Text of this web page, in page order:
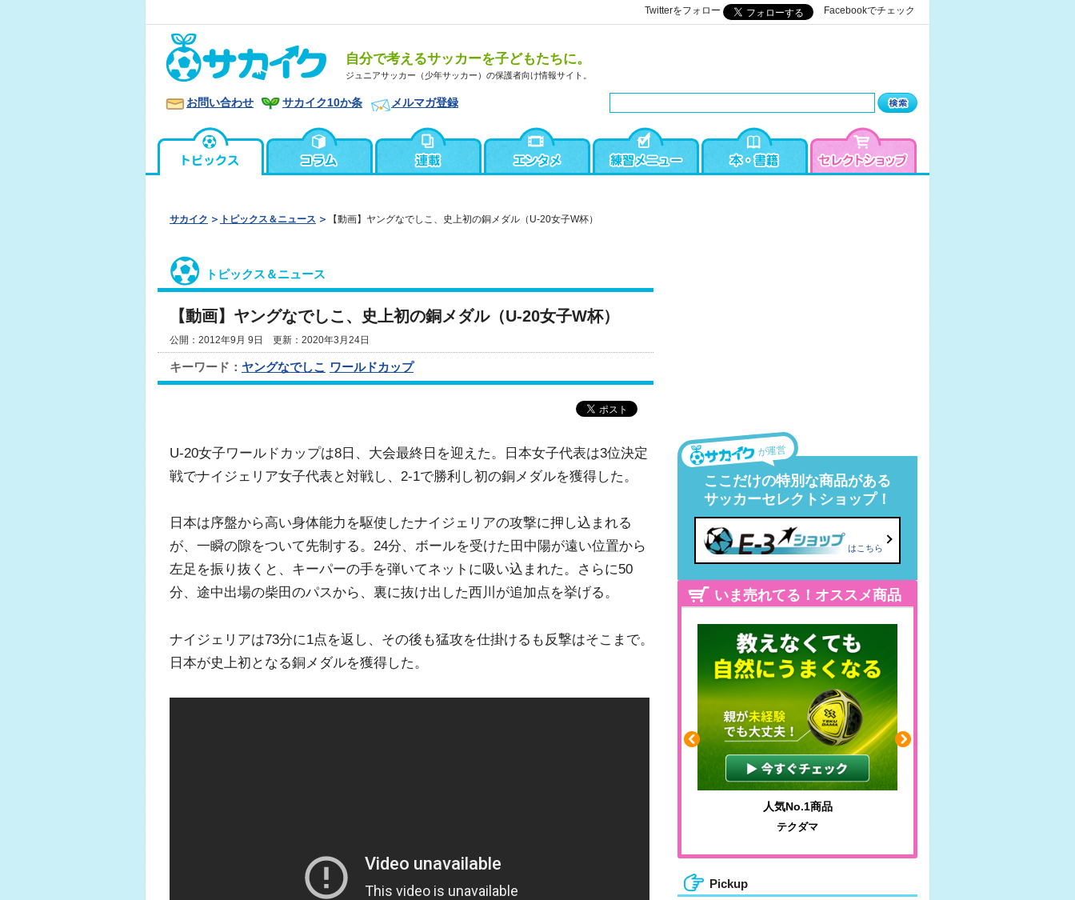
Twitterをフォロー Facebookでチェック
自分で考えるサッカーを子どもたちに。
ジュニアサッカー（少年サッカー）の保護者向け情報サイト。
お問い合わせ サカイク10か条 メルマガ登録
サカイク トピックス＆ニュース 【動画】ヤングなでしこ、史上初の銅メダル（U-20女子W杯）
トピックス＆ニュース
【動画】ヤングなでしこ、史上初の銅メダル（U-20女子W杯）
公開：2012年9月 9日 更新：2020年3月24日
キーワード： ヤングなでしこ ワールドカップ
U-20女子ワールドカップは8日、大会最終日を迎えた。日本女子代表は3位決定
戦でナイジェリア女子代表と対戦し、2-1で勝利し初の銅メダルを獲得した。
日本は序盤から高い身体能力を駆使したナイジェリアの攻撃に押し込まれる
が、一瞬の隙をついて先制する。24分、ボールを受けた田中陽が遠い位置から
左足を振り抜くと、キーパーの手を弾いてネットに吸い込まれた。さらに50
分、途中出場の柴田のパスから、裏に抜け出した西川が追加点を挙げる。
ナイジェリアは73分に1点を返し、その後も猛攻を仕掛けるも反撃はそこまで。
日本が史上初となる銅メダルを獲得した。
が運営
ここだけの特別な商品がある
サッカーセレクトショップ！
はこちら
いま売れてる！オススメ商品
人気No.1商品
テクダマ
Pickup